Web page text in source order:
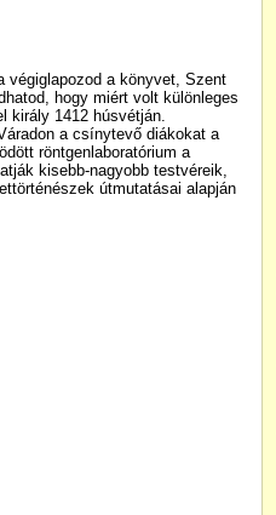
végiglapozod a könyvet, Szent
hogy miért volt különleges
király 1412 húsvétján.
a csínytevő diákokat a
röntgenlaboratórium a
kisebb-nagyobb testvéreik,
útmutatásai alapján